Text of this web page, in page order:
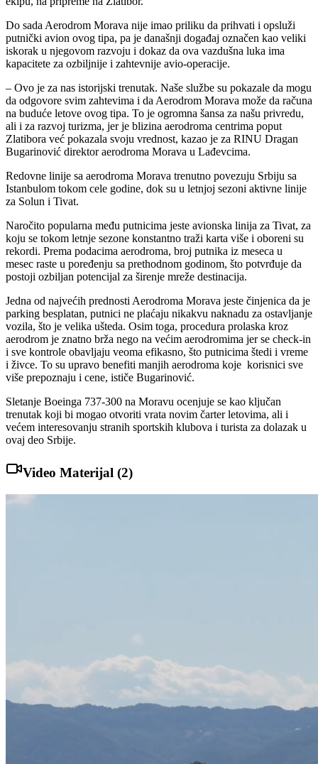
Do sada Aerodrom Morava nije imao priliku da prihvati i opsluži
putnički avion ovog tipa, pa je današnji događaj označen kao veliki
iskorak u njegovom razvoju i dokaz da ova vazdušna luka ima
kapacitete za ozbiljnije i zahtevnije avio-operacije.
– Ovo je za nas istorijski trenutak. Naše službe su pokazale da mogu
da odgovore svim zahtevima i da Aerodrom Morava može da računa
na buduće letove ovog tipa. To je ogromna šansa za našu privredu,
ali i za razvoj turizma, jer je blizina aerodroma centrima poput
Zlatibora već pokazala svoju vrednost, kazao je za RINU Dragan
Bugarinović direktor aerodroma Morava u Lađevcima.
Redovne linije sa aerodroma Morava trenutno povezuju Srbiju sa
Istanbulom tokom cele godine, dok su u letnjoj sezoni aktivne linije
za Solun i Tivat.
Naročito popularna među putnicima jeste avionska linija za Tivat, za
koju se tokom letnje sezone konstantno traži karta više i oboreni su
rekordi. Prema podacima aerodroma, broj putnika iz meseca u
mesec raste u poređenju sa prethodnom godinom, što potvrđuje da
postoji ozbiljan potencijal za širenje mreže destinacija.
Jedna od najvećih prednosti Aerodroma Morava jeste činjenica da je
parking besplatan, putnici ne plaćaju nikakvu naknadu za ostavljanje
vozila, što je velika ušteda. Osim toga, procedura prolaska kroz
aerodrom je znatno brža nego na većim aerodromima jer se check-in
i sve kontrole obavljaju veoma efikasno, što putnicima štedi i vreme
i živce. To su upravo benefiti manjih aerodroma koje korisnici sve
više prepoznaju i cene, ističe Bugarinović.
Sletanje Boeinga 737-300 na Moravu ocenjuje se kao ključan
trenutak koji bi mogao otvoriti vrata novim čarter letovima, ali i
većem interesovanju stranih sportskih klubova i turista za dolazak u
ovaj deo Srbije.
Video Materijal (2)